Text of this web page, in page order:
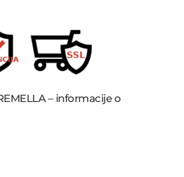
– informacije o